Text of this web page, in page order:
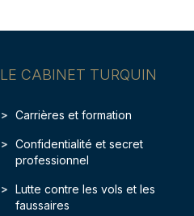
LE CABINET TURQUIN
Carrières et formation
Confidentialité et secret
professionnel
Lutte contre les vols et les
faussaires